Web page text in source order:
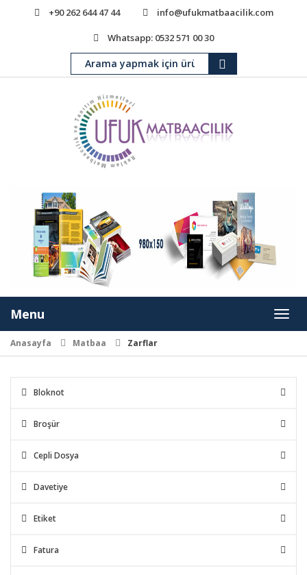
+90 262 644 47 44 info@ufukmatbaacilik.com
Whatsapp: 0532 571 00 30
Toggle
Menu
Anasayfa Matbaa Zarflar
Bloknot
Broşür
Cepli Dosya
Davetiye
Etiket
Fatura